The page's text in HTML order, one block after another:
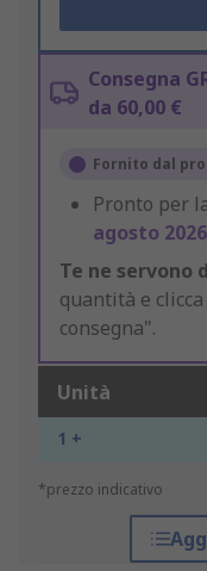
Consegna
da 60,00 €
Fornito dal
Pronto per
agosto 2026
Te ne servono
quantità e
consegna".
Unità
1 +
*prezzo indicativo